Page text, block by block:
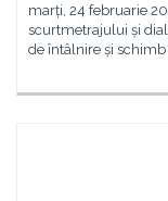
marți, 24 februarie
scurtmetrajului și
de întâlnire și